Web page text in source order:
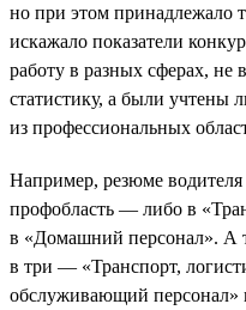
но при этом принадлежало
искажало показатели
работу в разных сферах, не
статистику, а были учтены
из профессиональных
Например, резюме водителя
профобласть — либо в
в «Домашний персонал». А
в три — «Транспорт,
обслуживающий персонал»